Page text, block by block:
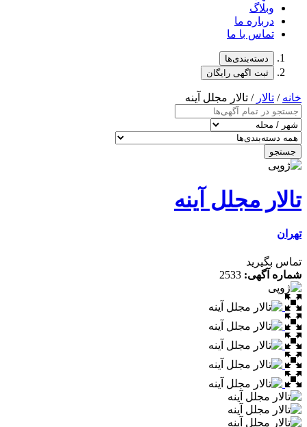
وبلاگ
درباره ما
تماس با ما
دسته‌بندی‌ها
ثبت اگهی رایگان
خانه/ تالار / تالار مجلل آینه
جستجو
تالار مجلل آینه
تهران
تماس بگیرید
شماره آگهی: 2533